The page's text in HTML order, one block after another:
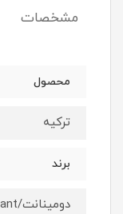
مشخصات
محصول
ترکیه
برند
دومینانت/dominant